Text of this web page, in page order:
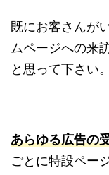
既にお客さんが
ムページへの来
と思って下さい。
あらゆる広告の
ごとに特設ペー